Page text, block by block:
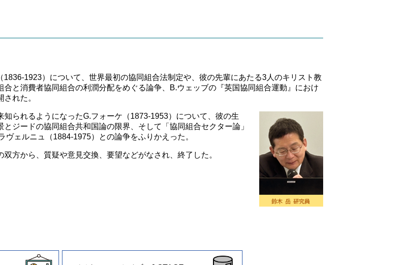
1923）について、世界最初の協同組合法制定や、彼の先輩にあたる3人のキリスト教
と消費者協同組合の利潤分配をめぐる論争、B.ウェッブの『英国協同組合運動』におけ
れた。
られるようになったG.フォーケ（1873-1953）について、彼の生
ジードの協同組合共和国論の限界、そして「協同組合セクター論」
ヴェルニュ（1884-1975）との論争をふりかえった。
方から、質疑や意見交換、要望などがなされ、終了した。